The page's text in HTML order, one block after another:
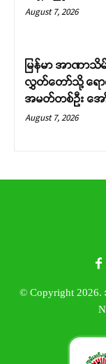
August 7, 2026
မြန်မာ အာဏာသိ
လွှတ်တော်သို့ ရေ
အမတ်တစ်ဦး အေ
August 7, 2026
© Copyright